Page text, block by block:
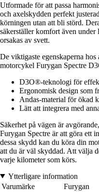
Utformade för att passa
och axelskydden perfekt
körningen utan att bli störd.
säkerställer komfort även under
orsakas av svett.
De viktigaste egenskaperna
motorcykel Furygan Spectre
D3O®-teknologi för
Ergonomisk design som
Andas-material för ökad
Lätt att integrera med
Säkerhet på vägen är
Furygan Spectre är att göra ett
dessa skydd kan du köra din
att du är väl skyddad. Att välja
varje kilometer som körs.
Ytterligare information
Varumärke
Furygan